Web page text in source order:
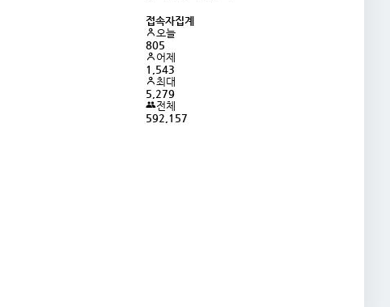
접속자집계
오늘
805
어제
1,543
최대
5,279
전체
592,157